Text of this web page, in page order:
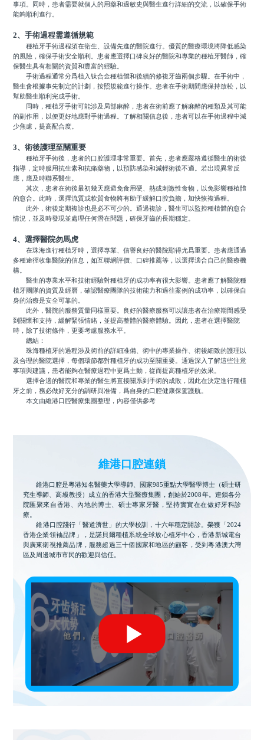
事項。同時，患者需要就個人的用藥和過敏史與醫生進行詳細的交流，以確保手術
能夠順利進行。
2、手術過程需遵循規範
種植牙手術過程須在衛生、設備先進的醫院進行。優質的醫療環境將降低感染
的風險，確保手術安全順利。患者應選擇口碑良好的醫院和專業的種植牙醫師，確
保醫生具有相關的資質和豐富的經驗。
手術過程通常分爲植入钛合金種植體和後續的修複牙齒兩個步驟。在手術中，
醫生會根據事先制定的計劃，按照規範進行操作。患者在手術期間應保持放松，以
幫助醫生順利完成手術。
同時，種植牙手術可能涉及局部麻醉，患者在術前應了解麻醉的種類及其可能
的副作用，以便更好地應對手術過程。了解相關信息後，患者可以在手術過程中減
少焦慮，提高配合度。
3、術後護理至關重要
種植牙手術後，患者的口腔護理非常重要。首先，患者應嚴格遵循醫生的術後
指導，定時服用抗生素和抗痛藥物，以預防感染和減輕術後不適。若出現異常反
應，應及時聯系醫生。
其次，患者在術後最初幾天應避免食用硬、熱或刺激性食物，以免影響種植體
的愈合。此時，選擇流質或軟質食物將有助于緩解口腔負擔，加快恢複過程。
此外，術後定期複診也是必不可少的。通過複診，醫生可以監控種植體的愈合
情況，並及時發現並處理任何潛在問題，確保牙齒的長期穩定。
4、選擇醫院勿馬虎
在珠海進行種植牙時，選擇專業、信譽良好的醫院顯得尤爲重要。患者應通過
多種途徑收集醫院的信息，如互聯網評價、口碑推薦等，以選擇適合自己的醫療機
構。
醫生的專業水平和技術經驗對種植牙的成功率有很大影響。患者應了解醫院種
植牙團隊的資質及經曆，確認醫療團隊的技術能力和過往案例的成功率，以確保自
身的治療是安全可靠的。
此外，醫院的服務質量同樣重要。良好的醫療服務可以讓患者在治療期間感受
到關懷和支持，緩解緊張情緒，並提高整體的醫療體驗。因此，患者在選擇醫院
時，除了技術條件，更要考慮服務水平。
總結：
珠海種植牙的過程涉及術前的詳細准備、術中的專業操作、術後細致的護理以
及合理的醫院選擇，每個環節都對種植牙的成功至關重要。通過深入了解這些注意
事項與建議，患者能夠在醫療過程中更爲主動，從而提高種植牙的效果。
選擇合適的醫院和專業的醫生將直接關系到手術的成敗，因此在決定進行種植
牙之前，務必做好充分的調研與准備，爲自身的口腔健康保駕護航。
本文由維港口腔醫療集團整理，內容僅供參考
維港口腔連鎖
維港口腔是粵港知名醫藥大學導師、國家985重點大學醫學博士（碩士研
究生導師、高級教授）成立的香港大型醫療集團，創始於2008年。連鎖各分
院匯聚來自香港、內地的博士、碩士專家牙醫，堅持實實在在做好牙科診
療。
維港口腔踐行「醫道濟世」的大學校訓，十六年穩定開診。榮獲「2024
香港企業領袖品牌」，是諾貝爾種植系統全球放心植牙中心，香港新城電台
與廣東衛視推薦品牌，服務超過三十個國家和地區的顧客，受到粵港澳大灣
區及周邊城市市民的歡迎與信任。